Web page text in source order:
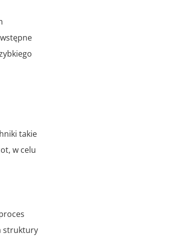
takie
w celu
struktury